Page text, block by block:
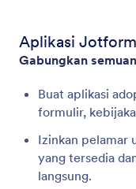
Aplikasi Jotform
Gabungkan
Buat aplikasi
formulir,
Izinkan pelamar
yang tersedia
langsung.